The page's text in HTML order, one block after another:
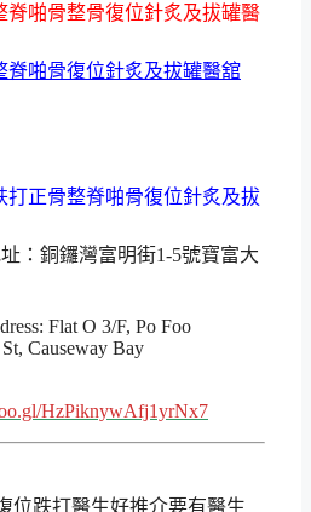
脊啪骨整骨復位針炙及拔罐醫
脊啪骨復位針炙及拔罐醫舘
：銅鑼灣富明街1-5號寶富大
Flat O 3/F, Po Foo
Causeway Bay
HzPiknywAfj1yrNx7
位跌打醫生好推介要有醫生